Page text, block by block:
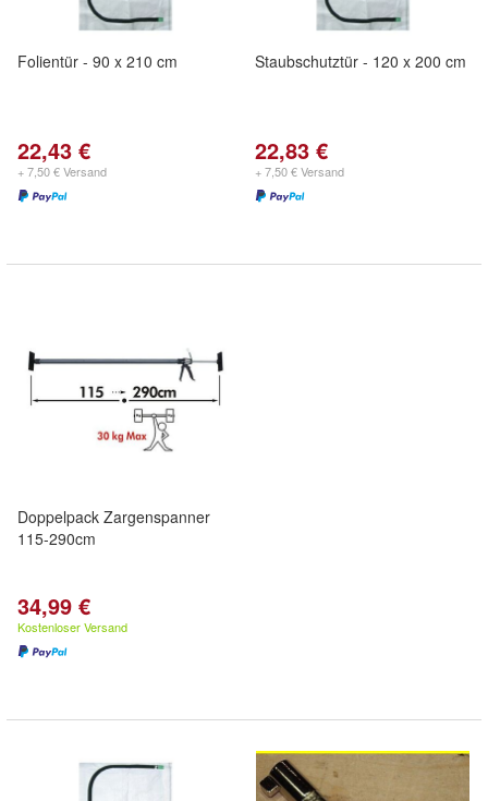
Folientür - 90 x 210 cm
22,43 €
+ 7,50 € Versand
Staubschutztür - 120 x 200 cm
22,83 €
+ 7,50 € Versand
Doppelpack Zargenspanner
115-290cm
34,99 €
Kostenloser Versand